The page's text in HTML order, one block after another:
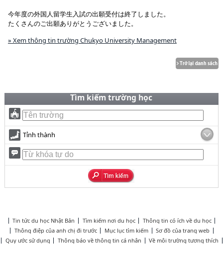
今年度の外国人留学生入試の出願受付は終了しました。
たくさんのご出願ありがとうございました。
» Xem thông tin trường Chukyo University Management
Tìm kiếm trường học
Tỉnh thành
Tin tức du học Nhật Bản Tìm kiếm nơi du học
Thông tin có ích về du học
Thông điệp của anh chị đi trước
Mục lục tìm kiếm
Sơ đồ của trang web
Quy ước sử dụng
Thông báo về thông tin cá nhân Về môi trường tương thích